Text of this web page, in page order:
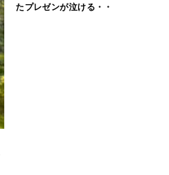
たプレゼンが泣ける・・